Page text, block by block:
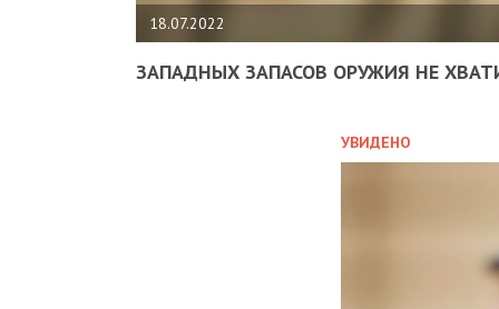
18.07.2022
ЗАПАДНЫХ ЗАПАСОВ ОРУЖИЯ НЕ
УВИДЕНО